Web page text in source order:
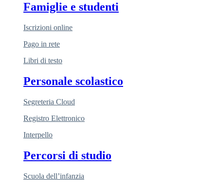
Famiglie e studenti
Iscrizioni online
Pago in rete
Libri di testo
Personale scolastico
Segreteria Cloud
Registro Elettronico
Interpello
Percorsi di studio
Scuola dell’infanzia